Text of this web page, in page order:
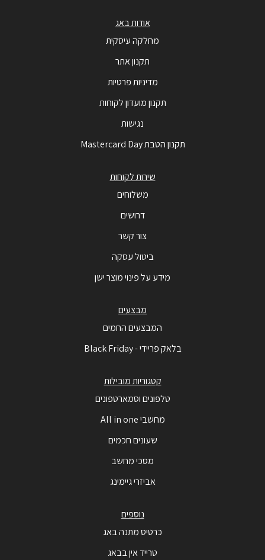
אודות באג
מחלקה עיסקית
תקנון אתר
מדיניות פרטיות
תקנון מועדון לקוחות
נגישות
תקנון הטבת Mastercard Day
שירות לקוחות
משלוחים
דרושים
צור קשר
ביטול עסקה
מידע על פינוי מוצר ישן
מבצעים
המבצעים החמים
בלאק פריידי - Black Friday
קטגוריות מובילות
טלפונים וסמארטפונים
מחשבי All in one
שעונים חכמים
מסכי מחשב
אביזרי גיימינג
נוספים
כרטיס מתנה באג
טרייד אין בבאג